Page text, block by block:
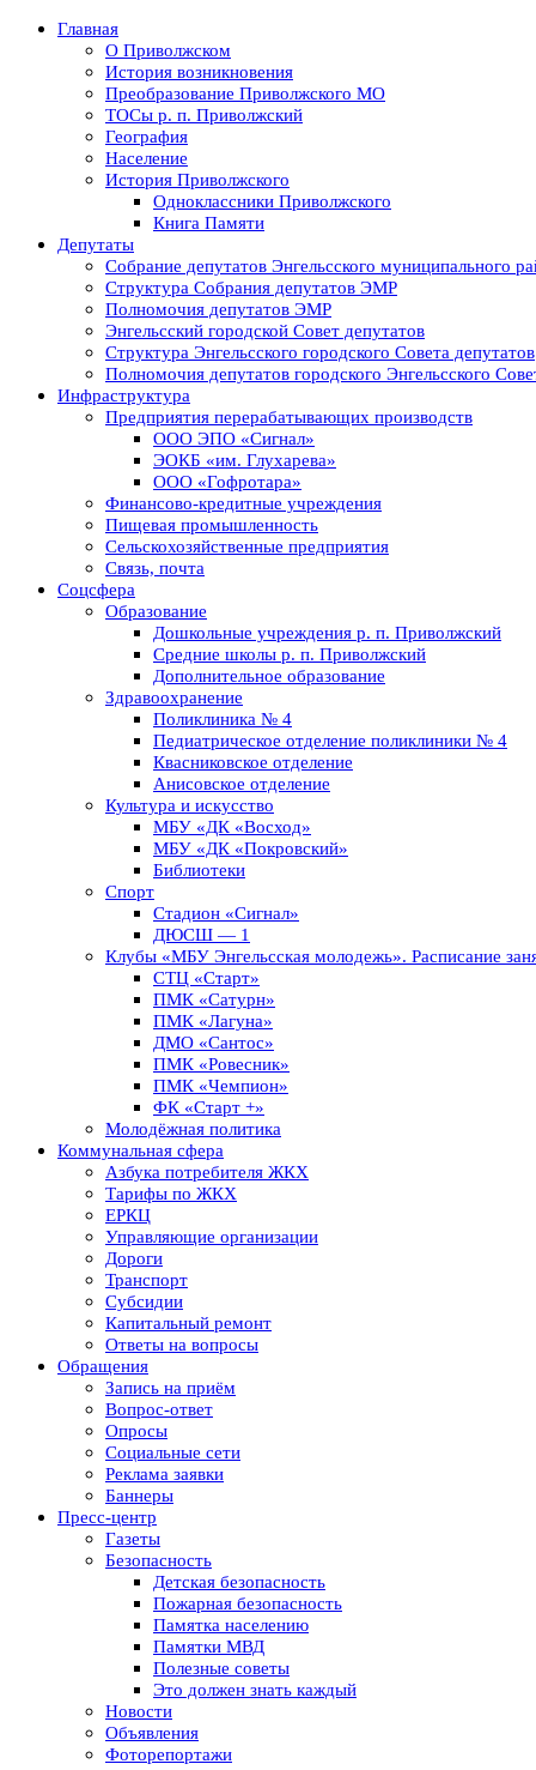
Главная
О Приволжском
История возникновения
Преобразование Приволжского МО
ТОСы р. п. Приволжский
География
Население
История Приволжского
Одноклассники Приволжского
Книга Памяти
Депутаты
Собрание депутатов Энгельсского муниципального
Структура Собрания депутатов ЭМР
Полномочия депутатов ЭМР
Энгельсский городской Совет депутатов
Структура Энгельсского городского Совета депутатов
Полномочия депутатов городского Энгельсского
Инфраструктура
Предприятия перерабатывающих производств
ООО ЭПО «Сигнал»
ЭОКБ «им. Глухарева»
ООО «Гофротара»
Финансово-кредитные учреждения
Пищевая промышленность
Сельскохозяйственные предприятия
Связь, почта
Соцсфера
Образование
Дошкольные учреждения р. п. Приволжский
Средние школы р. п. Приволжский
Дополнительное образование
Здравоохранение
Поликлиника № 4
Педиатрическое отделение поликлиники № 4
Квасниковское отделение
Анисовское отделение
Культура и искусство
МБУ «ДК «Восход»
МБУ «ДК «Покровский»
Библиотеки
Спорт
Стадион «Сигнал»
ДЮСШ — 1
Клубы «МБУ Энгельсская молодежь». Расписание
СТЦ «Старт»
ПМК «Сатурн»
ПМК «Лагуна»
ДМО «Сантос»
ПМК «Ровесник»
ПМК «Чемпион»
ФК «Старт +»
Молодёжная политика
Коммунальная сфера
Азбука потребителя ЖКХ
Тарифы по ЖКХ
ЕРКЦ
Управляющие организации
Дороги
Транспорт
Субсидии
Капитальный ремонт
Ответы на вопросы
Обращения
Запись на приём
Вопрос-ответ
Опросы
Социальные сети
Реклама заявки
Баннеры
Пресс-центр
Газеты
Безопасность
Детская безопасность
Пожарная безопасность
Памятка населению
Памятки МВД
Полезные советы
Это должен знать каждый
Новости
Объявления
Фоторепортажи